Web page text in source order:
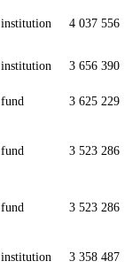
institution 4 037 556
institution 3 656 390
fund 3 625 229
fund 3 523 286
fund 3 523 286
institution 3 358 487